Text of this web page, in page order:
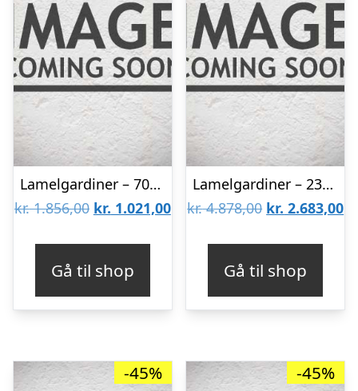
Lamelgardiner – 70×140 – Beige
kr.1.856,00 Den
kr. 1.856,00.
kr. 1.021,00Den
kr. 1.021,00.
Gå til shop
Lamelgardiner – 230×230 – Beige
kr.4.878,00 Den
kr. 4.878,00.
kr. 2.683,00
Gå til shop
-45% -45%